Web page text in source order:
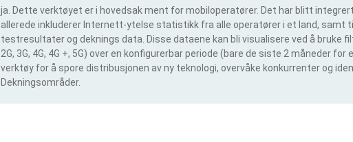
ja. Dette verktøyet er i hovedsak ment for mobiloperatører. Det har blitt
allerede inkluderer Internett-ytelse statistikk fra alle operatører i et land, samt
testresultater og deknings data. Disse dataene kan bli visualisere ved å bruke
2G, 3G, 4G, 4G +, 5G) over en konfigurerbar periode (bare de siste 2 måneder
verktøy for å spore distribusjonen av ny teknologi, overvåke konkurrenter og
Dekningsområder.